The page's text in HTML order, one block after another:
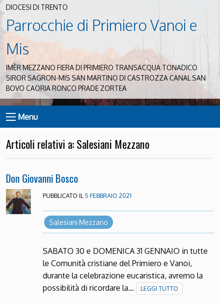
DIOCESI DI TRENTO
Parrocchie di Primiero Vanoi e
Mis
IMÈR MEZZANO FIERA DI PRIMIERO TRANSACQUA TONADICO
SIROR SAGRON-MIS SAN MARTINO DI CASTROZZA CANAL SAN
BOVO CAORIA RONCO PRADE ZORTEA
Menu
Articoli relativi a: Salesiani Mezzano
Don Giovanni Bosco
PUBBLICATO IL5 FEBBRAIO 2021
Salesiani Mezzano
SABATO 30 e DOMENICA 31 GENNAIO in tutte
le Comunità cristiane del Primiero e Vanoi,
durante la celebrazione eucaristica, avremo la
possibilità di ricordare la…
LEGGI TUTTO